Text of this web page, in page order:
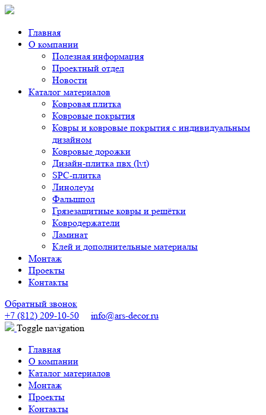
Главная
О компании
Полезная информация
Проектный отдел
Новости
Каталог материалов
Ковровая плитка
Ковровые покрытия
Ковры и ковровые покрытия с индивидуальным
дизайном
Ковровые дорожки
Дизайн-плитка пвх (lvt)
SPC-плитка
Линолеум
Фальшпол
Грязезащитные ковры и решётки
Ковродержатели
Ламинат
Клей и дополнительные материалы
Монтаж
Проекты
Контакты
Обратный звонок
+7 (812) 209-10-50
info@ars-decor.ru
Toggle navigation
Главная
О компании
Каталог материалов
Монтаж
Проекты
Контакты